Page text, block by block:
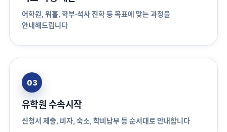
어학원, 워홀, 학부·석사 진학 등 목표에 맞는 과정을
안내해드립니다
03
유학원 수속시작
신청서 제출, 비자, 숙소, 학비납부 등 순서대로 안내합니다